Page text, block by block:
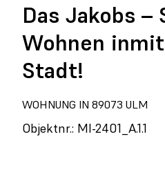
Das Jakobs –
Wohnen
Stadt!
WOHNUNG IN 89073 ULM
Objektnr.: MI-2401_A.1.1